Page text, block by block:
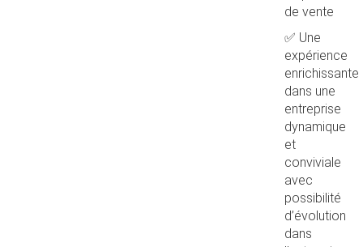
de vente
✅ Une
expérience
enrichissante
dans une
entreprise
dynamique
et
conviviale
avec
possibilité
d’évolution
dans